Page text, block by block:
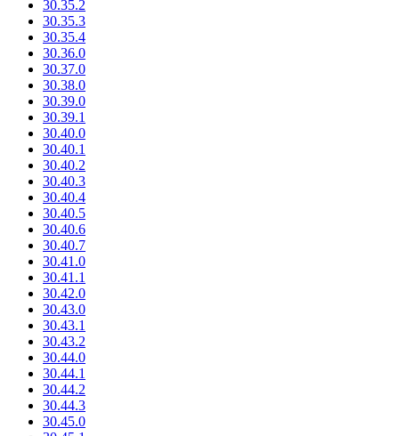
30.35.2
30.35.3
30.35.4
30.36.0
30.37.0
30.38.0
30.39.0
30.39.1
30.40.0
30.40.1
30.40.2
30.40.3
30.40.4
30.40.5
30.40.6
30.40.7
30.41.0
30.41.1
30.42.0
30.43.0
30.43.1
30.43.2
30.44.0
30.44.1
30.44.2
30.44.3
30.45.0